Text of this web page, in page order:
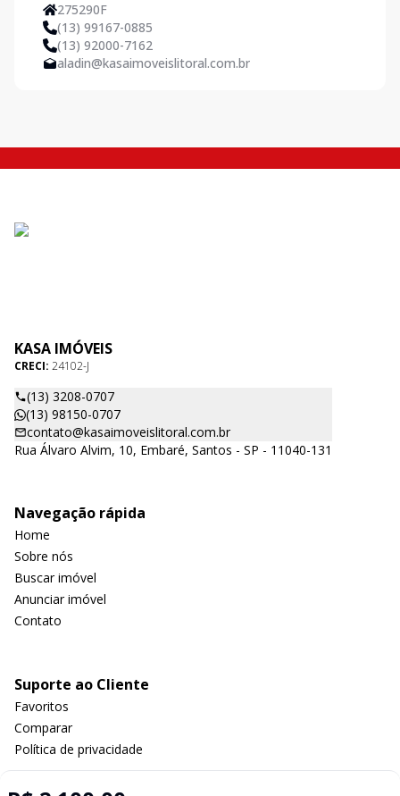
275290F
(13) 99167-0885
(13) 92000-7162
aladin@kasaimoveislitoral.com.br
KASA IMÓVEIS
CRECI: 24102-J
(13) 3208-0707
(13) 98150-0707
contato@kasaimoveislitoral.com.br
Rua Álvaro Alvim, 10, Embaré, Santos - SP - 11040-131
Navegação rápida
Home
Sobre nós
Buscar imóvel
Anunciar imóvel
Contato
Suporte ao Cliente
Favoritos
Comparar
Política de privacidade